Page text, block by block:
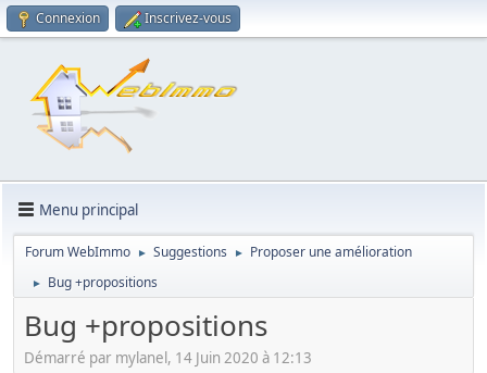
Connexion Inscrivez-vous
Menu principal
Forum WebImmo ► Suggestions ► Proposer une amélioration
► Bug +propositions
Bug +propositions
Démarré par mylanel, 14 Juin 2020 à 12:13